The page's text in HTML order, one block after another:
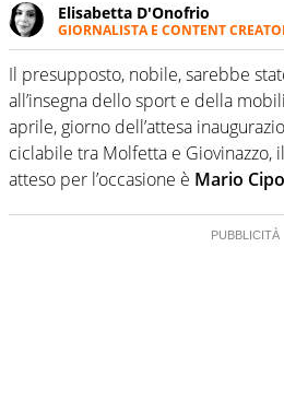
Elisabetta D'Onofrio
GIORNALISTA E CONTENT
Giornalista professionista dal
personale e necessità:
suoi protagonisti,
nell'ambito della creazione di
destra, oggi si sente a suo
una classifica riservata dei
Il presupposto, nobile, sarebbe
all’insegna dello sport e della
aprile, giorno dell’attesa
ciclabile tra Molfetta e Giovinazzo,
atteso per l’occasione è Mario